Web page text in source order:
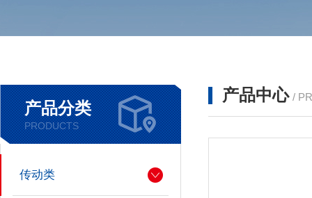
产品分类
PRODUCTS
传动类
产品中心 /